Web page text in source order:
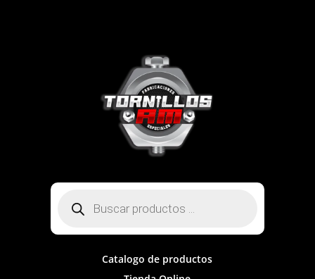
productos
Catalogo de productos